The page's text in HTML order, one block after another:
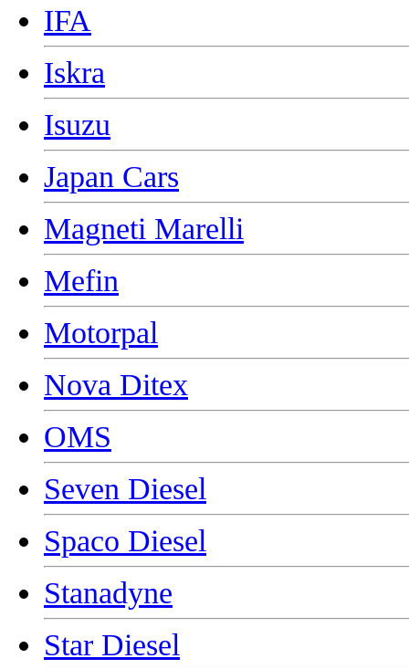
IFA
Iskra
Isuzu
Japan Cars
Magneti Marelli
Mefin
Motorpal
Nova Ditex
OMS
Seven Diesel
Spaco Diesel
Stanadyne
Star Diesel